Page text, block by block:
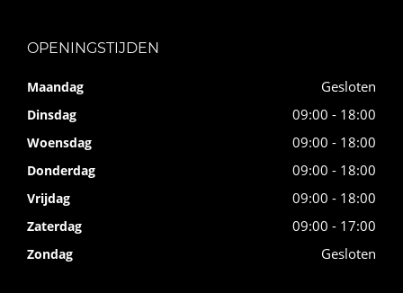
OPENINGSTIJDEN
Maandag Gesloten
Dinsdag 09:00 - 18:00
Woensdag 09:00 - 18:00
Donderdag 09:00 - 18:00
Vrijdag 09:00 - 18:00
Zaterdag 09:00 - 17:00
Zondag Gesloten